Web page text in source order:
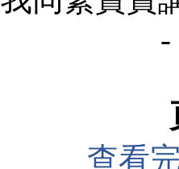
-
查看